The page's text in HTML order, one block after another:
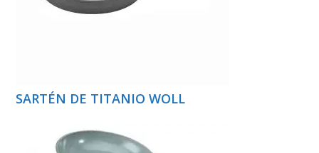
SARTÉN DE TITANIO WOLL